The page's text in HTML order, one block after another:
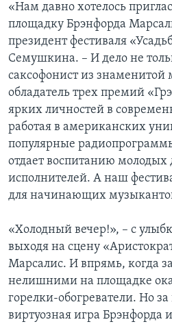
«Нам давно хотелось
площадку Брэнфорда
президент фестиваля
Семушкина. – И дело не
саксофонист из
обладатель трех премий
ярких личностей в
работая в американских
популярные
отдает воспитанию
исполнителей. А наш
для начинающих
«Холодный вечер!», – с
выходя на сцену
Марсалис. И впрямь, когда
нелишними на площадке
горелки-обогреватели. Но за
виртуозная игра Брэнфорда